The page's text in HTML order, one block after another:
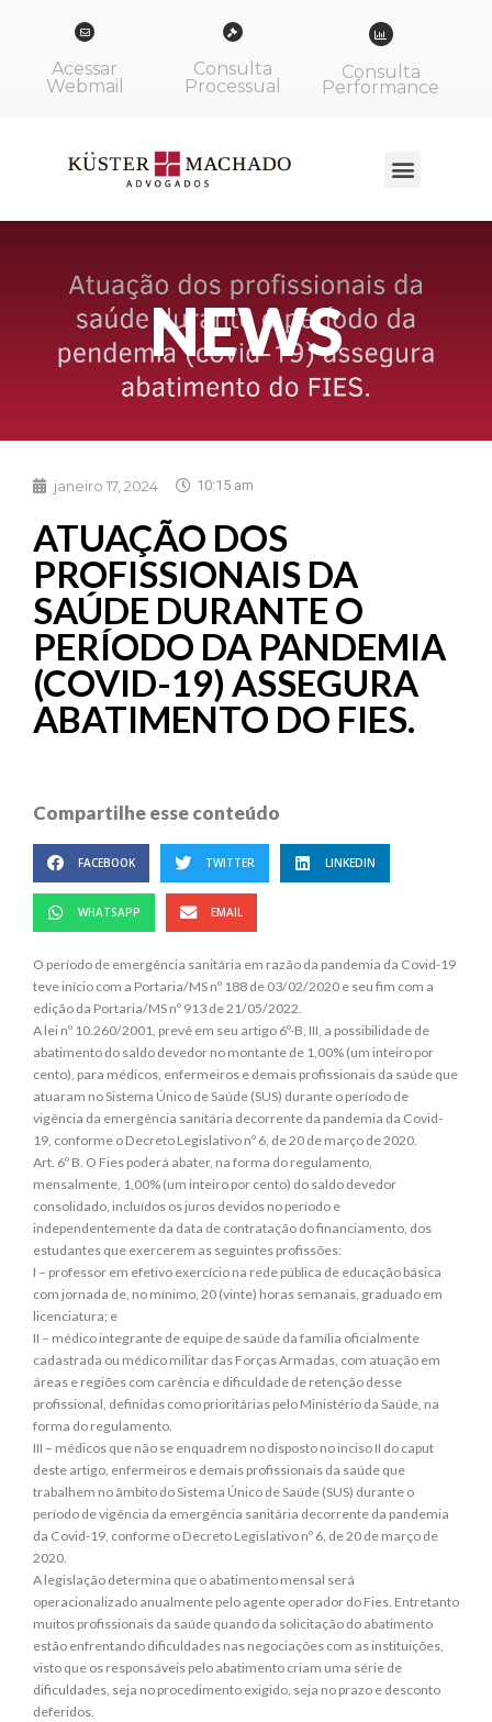
Acessar
Webmail
Consulta
Processual
Consulta
Performance
NEWS
janeiro 17, 2024 10:15 am
ATUAÇÃO DOS
PROFISSIONAIS DA
SAÚDE DURANTE O
PERÍODO DA PANDEMIA
(COVID-19) ASSEGURA
ABATIMENTO DO FIES.
Compartilhe esse conteúdo
FACEBOOK TWITTER LINKEDIN
WHATSAPP EMAIL
O período de emergência sanitária em razão da pandemia da Covid-19
teve início com a Portaria/MS nº 188 de 03/02/2020 e seu fim com a
edição da Portaria/MS nº 913 de 21/05/2022.
A lei nº 10.260/2001, prevê em seu artigo 6º-B, III, a possibilidade de
abatimento do saldo devedor no montante de 1,00% (um inteiro por
cento), para médicos, enfermeiros e demais profissionais da saúde que
atuaram no Sistema Único de Saúde (SUS) durante o período de
vigência da emergência sanitária decorrente da pandemia da Covid-
19, conforme o Decreto Legislativo nº 6, de 20 de março de 2020.
Art. 6º B. O Fies poderá abater, na forma do regulamento,
mensalmente, 1,00% (um inteiro por cento) do saldo devedor
consolidado, incluídos os juros devidos no período e
independentemente da data de contratação do financiamento, dos
estudantes que exercerem as seguintes profissões:
I – professor em efetivo exercício na rede pública de educação básica
com jornada de, no mínimo, 20 (vinte) horas semanais, graduado em
licenciatura; e
II – médico integrante de equipe de saúde da família oficialmente
cadastrada ou médico militar das Forças Armadas, com atuação em
áreas e regiões com carência e dificuldade de retenção desse
profissional, definidas como prioritárias pelo Ministério da Saúde, na
forma do regulamento.
III – médicos que não se enquadrem no disposto no inciso II do caput
deste artigo, enfermeiros e demais profissionais da saúde que
trabalhem no âmbito do Sistema Único de Saúde (SUS) durante o
período de vigência da emergência sanitária decorrente da pandemia
da Covid-19, conforme o Decreto Legislativo nº 6, de 20 de março de
2020.
A legislação determina que o abatimento mensal será
operacionalizado anualmente pelo agente operador do Fies. Entretanto
muitos profissionais da saúde quando da solicitação do abatimento
estão enfrentando dificuldades nas negociações com as instituições,
visto que os responsáveis pelo abatimento criam uma série de
dificuldades, seja no procedimento exigido, seja no prazo e desconto
deferidos.